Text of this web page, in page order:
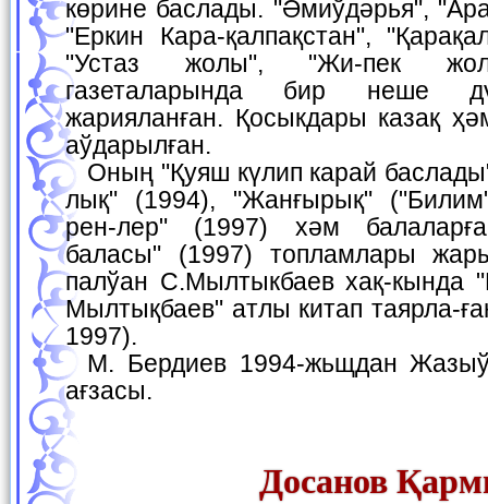
көрине баслады. "Әмиўдәрья",
"Еркин Кара-қалпақстан",
"Устаз жолы", "Жи-пек
газеталарында бир неше
жарияланған. Қосыкдары казақ
аўдарылған.
Оның "Қуяш күлип карай баслады" (1992), "Ҳақыйқат-
лық" (1994), "Жанғырық"
рен-лер" (1997) хәм
баласы" (1997) топламлары
палўан С.Мылтыкбаев хақ-кында
Мылтықбаев" атлы китап таярла-
1997).
М. Бердиев 1994-жьщдан Жазыўшылар аўқамының
ағзасы.
Досанов